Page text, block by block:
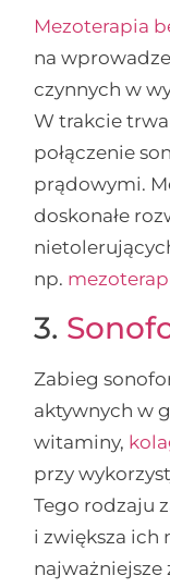
Mezoterapia
na
czynnych w
W trakcie
połączenie
prądowymi.
doskonałe
np.
3.
Zabieg
aktywnych w
witaminy,
przy
Tego rodzaju
i zwiększa ich
najważniejsze